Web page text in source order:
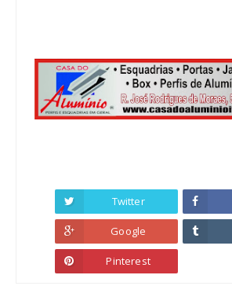
Twitter
Google
Pinterest